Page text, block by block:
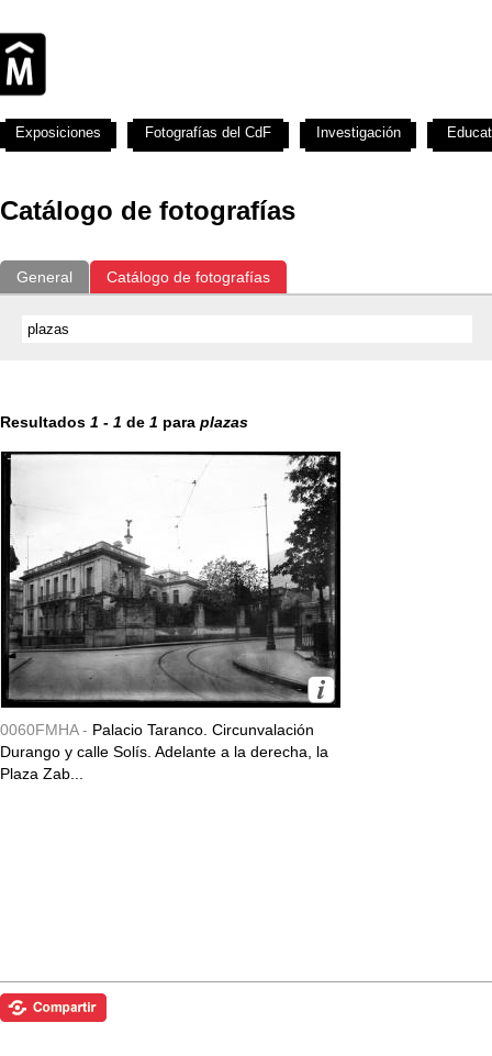
Catálogo de fotografías
General Catálogo de fotografías
Resultados 1 - 1 de 1 para plazas
0060FMHA - Palacio Taranco. Circunvalación
Durango y calle Solís. Adelante a la derecha, la
Plaza Zab...
Exposiciones Fotografías del CdF Investigación